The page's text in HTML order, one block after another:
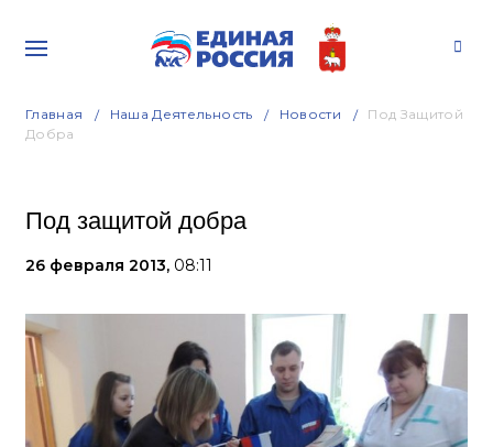
Главная Наша Деятельность Новости
Под Защитой
Добра
Под защитой добра
26 февраля 2013, 08:11